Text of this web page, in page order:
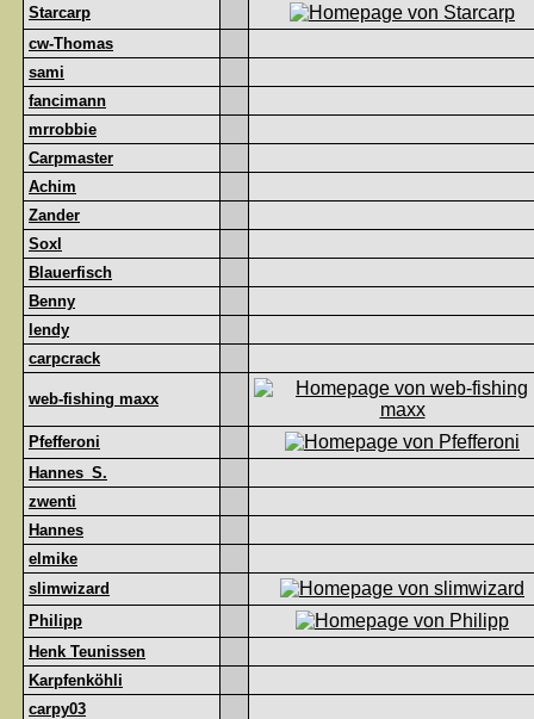
Starcarp
cw-Thomas
sami
fancimann
mrrobbie
Carpmaster
Achim
Zander
Soxl
Blauerfisch
Benny
lendy
carpcrack
web-fishing maxx
Pfefferoni
Hannes_S.
zwenti
Hannes
elmike
slimwizard
Philipp
Henk Teunissen
Karpfenköhli
carpy03